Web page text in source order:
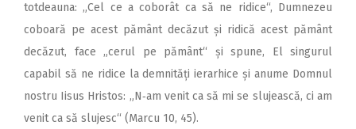
totdeauna: „Cel ce a coborât ca să ne ridice“, Dumnezeu
coboară pe acest pământ decăzut și ridică acest pământ
decăzut, face „cerul pe pământ“ și spune, El singurul
capabil să ne ridice la demnități ierarhice și anume Domnul
nostru Iisus Hristos: „N‑am venit ca să mi se slujească, ci am
venit ca să slujesc“ (Marcu 10, 45).